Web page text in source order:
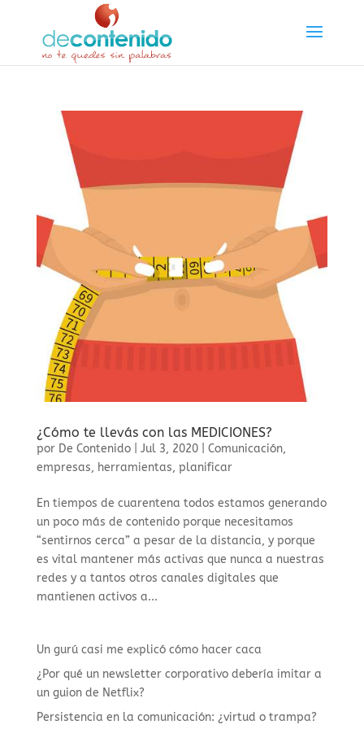
¿Cómo te llevás con las MEDICIONES?
por De Contenido| Jul 3, 2020| Comunicación,
empresas, herramientas, planificar
En tiempos de cuarentena todos estamos generando
un poco más de contenido porque necesitamos
“sentirnos cerca” a pesar de la distancia, y porque
es vital mantener más activas que nunca a nuestras
redes y a tantos otros canales digitales que
mantienen activos a...
Un gurú casi me explicó cómo hacer caca
¿Por qué un newsletter corporativo debería imitar a
un guion de Netflix?
Persistencia en la comunicación: ¿virtud o trampa?